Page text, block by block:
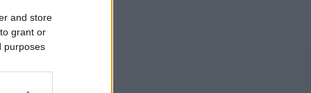
and store
grant or
purposes